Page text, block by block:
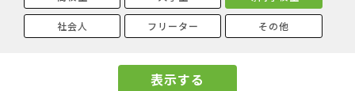
社会人 フリーター その他
表示する